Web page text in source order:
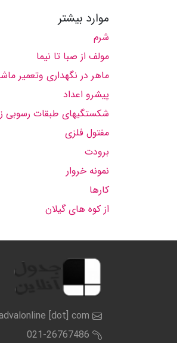
موارد بیشتر
شرم
مولف از صبا تا نیما
ماهر در نگهداری وتعمیر
پیشرو اعداد
شکستگیهای طبقات رسوبی
مفتول فلزی
برودت
نمونه خروار
کارها
از کوه های گیلان
[dot] com
021-26767486